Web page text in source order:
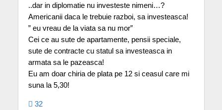
..dar in diplomatie nu investeste nimeni…?
Americanii daca le trebuie razboi, sa investeasca!
” eu vreau de la viata sa nu mor”
Cei ce au sute de apartamente, pensii speciale,
sute de contracte cu statul sa investeasca in
armata sa le pazeasca!
Eu am doar chiria de plata pe 12 si ceasul care mi
suna la 5,30!
32